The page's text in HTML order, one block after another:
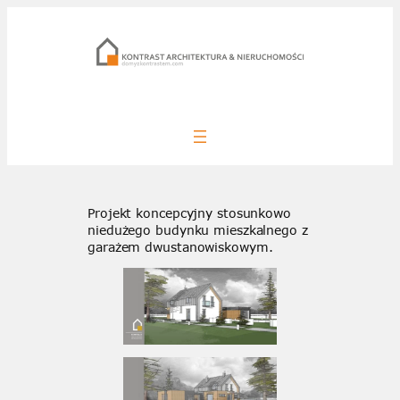
Projekt koncepcyjny stosunkowo
niedużego budynku mieszkalnego z
garażem dwustanowiskowym.